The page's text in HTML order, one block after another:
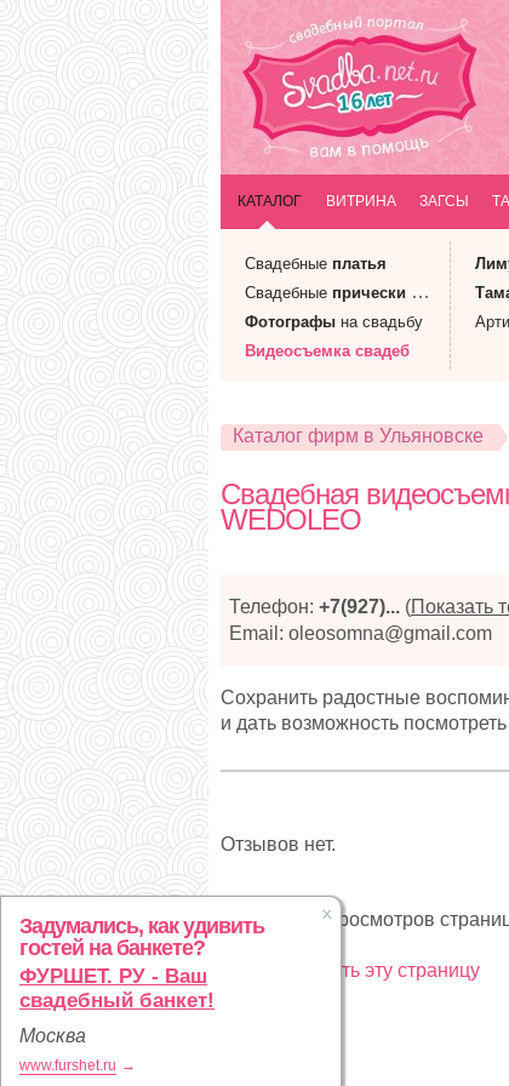
КАТАЛОГ ВИТРИНА ЗАГСЫ
Свадебные платья
Свадебные прически
Фотографы на свадьбу
Видеосъемкасвадеб
Каталог фирм в Ульяновске
Свадебная
WEDOLEO
Телефон: +7(927)... (Показать
Email: oleosomna@gmail.com
Сохранить радостные
и дать возможность
Отзывов нет.
Статистика просмотров
Рекламировать эту страницу
Задумались, как удивить
гостей на банкете?
ФУРШЕТ. РУ - Ваш
свадебный банкет!
Москва
www.furshet.ru →